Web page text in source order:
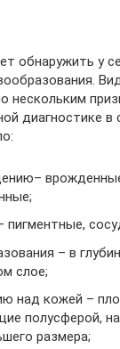
обнаружить у
нескольким
диагностике в
пигментные,
– в
слое;
над кожей –
полусферой,
размера;